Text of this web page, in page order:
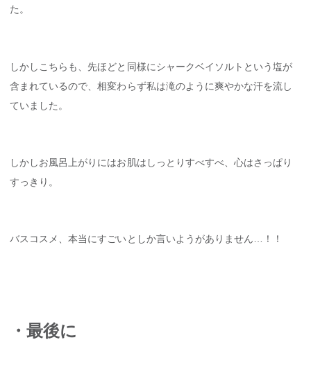
た。
しかしこちらも、先ほどと同様にシャークベイソルトという塩が
含まれているので、相変わらず私は滝のように爽やかな汗を流し
ていました。
しかしお風呂上がりにはお肌はしっとりすべすべ、心はさっぱり
すっきり。
バスコスメ、本当にすごいとしか言いようがありません…！！
・最後に